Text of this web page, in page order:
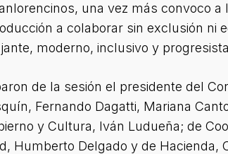
una vez más convoco
a colaborar sin exclusión ni
moderno, inclusivo y
de la sesión el presidente del
Fernando Dagatti, Mariana
y Cultura, Iván Ludueña; de
Humberto Delgado y de